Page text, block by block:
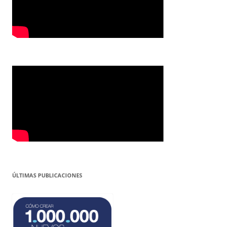
ÚLTIMAS PUBLICACIONES